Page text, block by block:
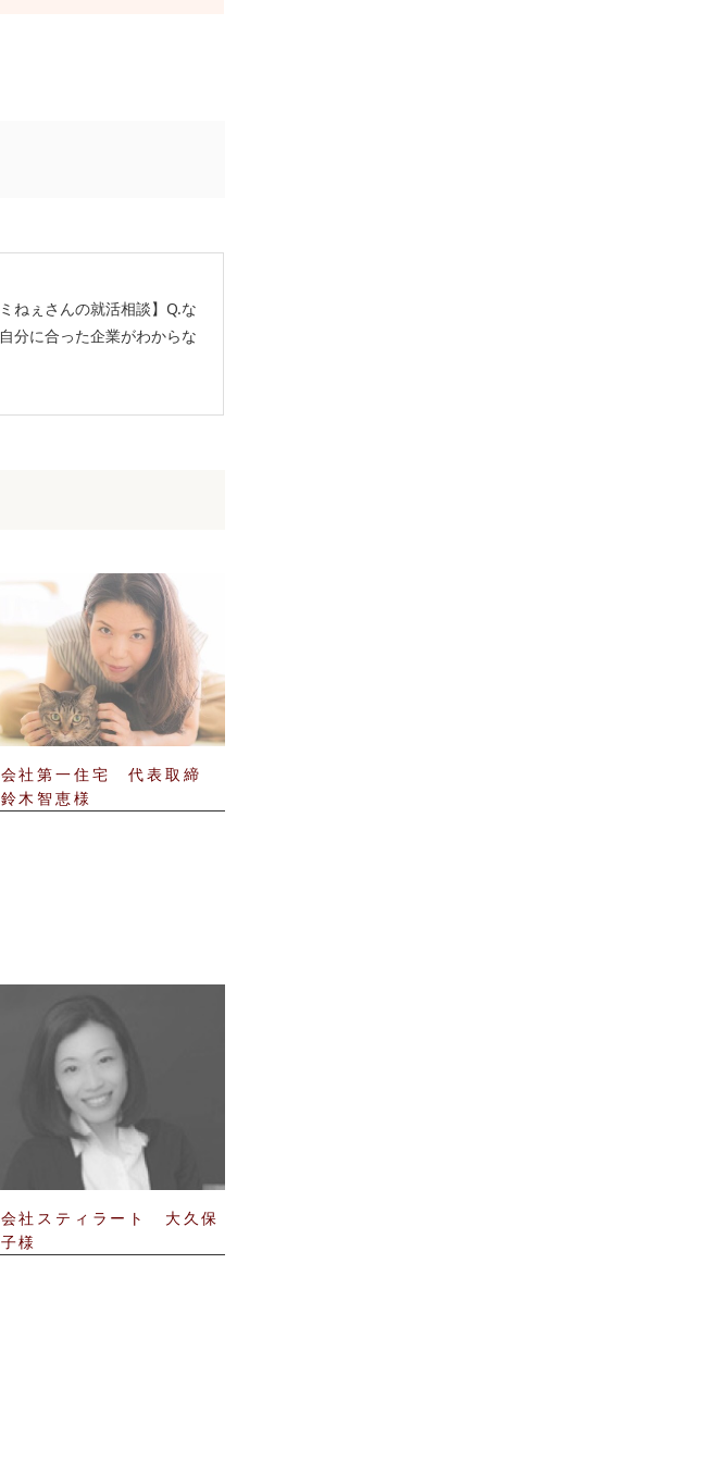
ミねぇさんの就活相談】Q.な
分に合った企業がわからな
社第一住宅 代表取締
木智恵様
社スティラート 大久保
様